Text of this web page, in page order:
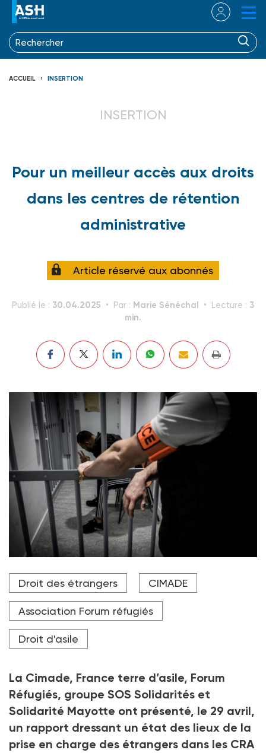
ACCUEIL INSERTION
INSERTION
Pour un meilleur accès aux droits
dans les centres de rétention
administrative
Article réservé aux abonnés
Publié le : 30.04.2025 Par : Marie Sénéchal Lecture : 3
min.
Depuis 2011, les cinq associations intervenant dans les
centres de rétention administrative (CRA) publient
analyses à l'appui, les réalités de la rétention en
France.
Crédit photo AFP
Droit des étrangers CIMADE
Association Forum réfugiés
Droit d'asile
La Cimade, France terre d’asile, Forum
Réfugiés, groupe SOS Solidarités et
Solidarité Mayotte ont présenté, le 29 avril,
un rapport dressant un état des lieux de la
prise en charge des étrangers dans les CRA